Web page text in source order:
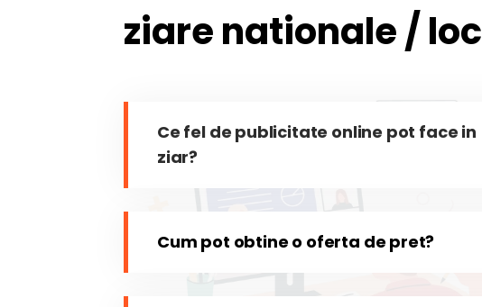
ziarenationale/loc
Ce fel de publicitate online pot face in
ziar?
Cum pot obtine o oferta de pret?